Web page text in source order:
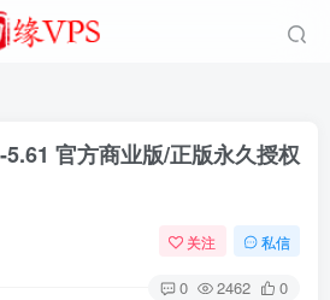
官方商业版/正版永久授权
关注 私信
0 2462 0